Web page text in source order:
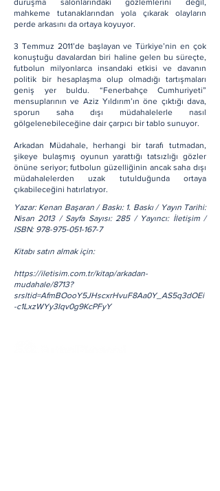
duruşma salonlarındaki gözlemlerini değil,
mahkeme tutanaklarından yola çıkarak olayların
perde arkasını da ortaya koyuyor.
3 Temmuz 2011’de başlayan ve Türkiye’nin en çok
konuştuğu davalardan biri haline gelen bu süreçte,
futbolun milyonlarca insandaki etkisi ve davanın
politik bir hesaplaşma olup olmadığı tartışmaları
geniş yer buldu. “Fenerbahçe Cumhuriyeti”
mensuplarının ve Aziz Yıldırım’ın öne çıktığı dava,
sporun saha dışı müdahalelerle nasıl
gölgelenebileceğine dair çarpıcı bir tablo sunuyor.
Arkadan Müdahale, herhangi bir tarafı tutmadan,
şikeye bulaşmış oyunun yarattığı tatsızlığı gözler
önüne seriyor; futbolun güzelliğinin ancak saha dışı
müdahalelerden uzak tutulduğunda ortaya
çıkabileceğini hatırlatıyor.
Yazar: Kenan Başaran / Baskı: 1. Baskı / Yayın Tarihi:
Nisan 2013 / Sayfa Sayısı: 285 / Yayıncı: İletişim /
ISBN: 978-975-051-167-7
Kitabı satın almak için:
https://iletisim.com.tr/kitap/arkadan-
mudahale/8713?
srsltid=AfmBOooY5JHscxrHvuF8Aa0Y_AS5q3dOEi
-c1LxzWYy3Iqv0g9KcPFyY